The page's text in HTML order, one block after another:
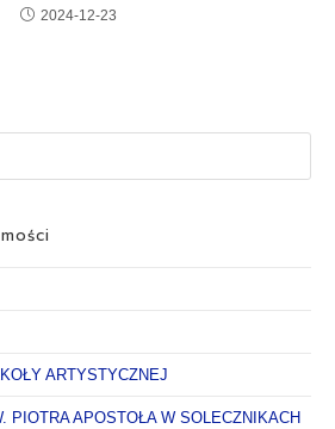
2024-12-23
ARTYSTYCZNEJ
PIOTRA APOSTOŁA W SOLECZNIKACH